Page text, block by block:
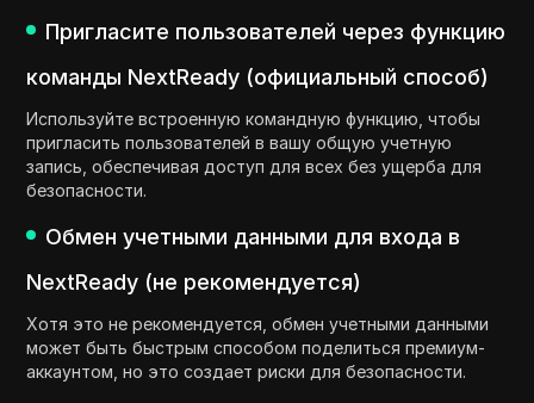
Пригласите пользователей через функцию
команды NextReady (официальный способ)
Используйте встроенную командную функцию, чтобы
пригласить пользователей в вашу общую учетную
запись, обеспечивая доступ для всех без ущерба для
безопасности.
Обмен учетными данными для входа в
NextReady (не рекомендуется)
Хотя это не рекомендуется, обмен учетными данными
может быть быстрым способом поделиться премиум-
аккаунтом, но это создает риски для безопасности.